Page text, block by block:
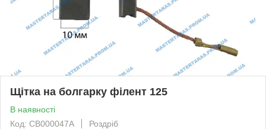
Щітка на болгарку філент 125
В наявності
Код: CB000047A
Роздріб